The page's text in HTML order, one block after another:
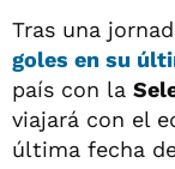
Tras una
goles en su
país con la
viajará con el
última fecha